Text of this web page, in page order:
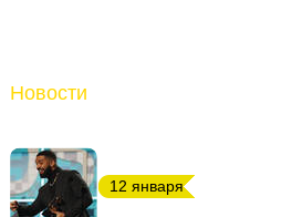
Новости
12 января